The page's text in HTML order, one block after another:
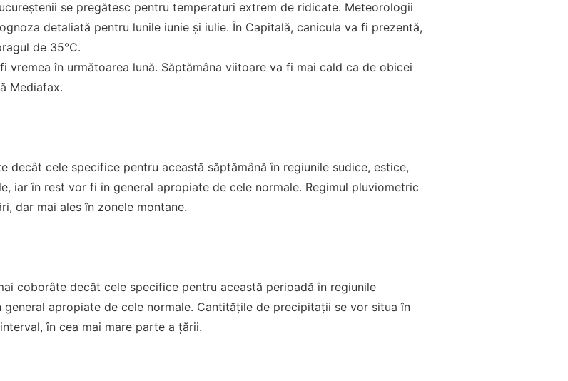
se pregătesc pentru temperaturi extrem de ridicate. Meteorologii
detaliată pentru lunile iunie și iulie. În Capitală, canicula va fi prezentă,
de 35°C.
vremea în următoarea lună. Săptămâna viitoare va fi mai cald ca de obicei
Mediafax.
decât cele specifice pentru această săptămână în regiunile sudice, estice,
iar în rest vor fi în general apropiate de cele normale. Regimul pluviometric
dar mai ales în zonele montane.
coborâte decât cele specifice pentru această perioadă în regiunile
apropiate de cele normale. Cantitățile de precipitații se vor situa în
în cea mai mare parte a țării.